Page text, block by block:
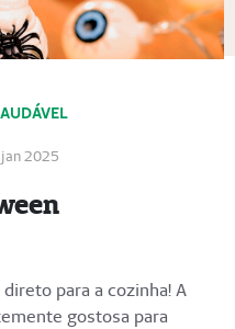
2025
para a cozinha! A
gostosa para